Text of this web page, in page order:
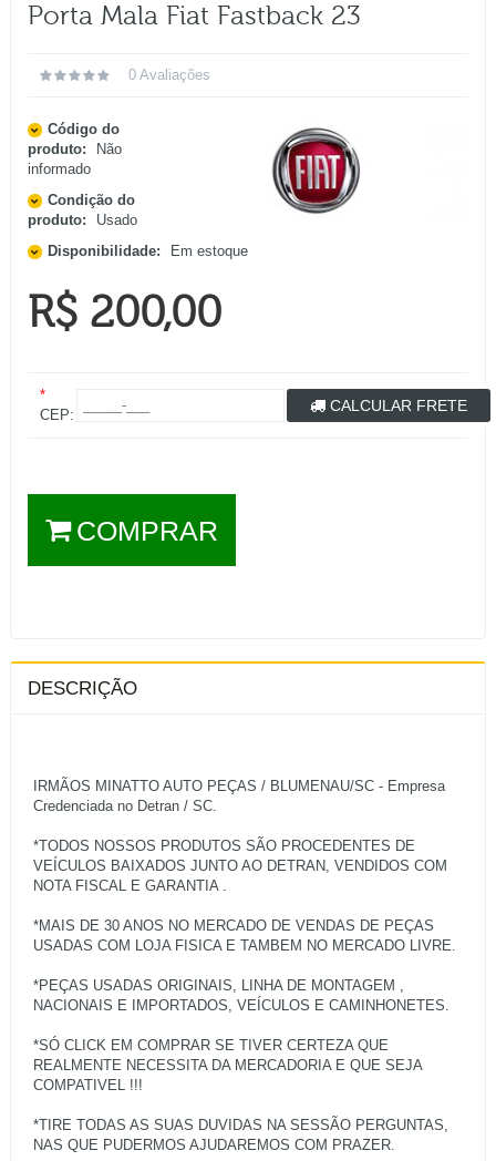
Porta Mala Fiat Fastback 23
0 Avaliações
Código do
produto:
Não
informado
Condição do
produto:
Usado
Disponibilidade:
Em estoque
R$ 200,00
*
CEP:
CALCULAR FRETE
COMPRAR
DESCRIÇÃO
IRMÃOS MINATTO AUTO PEÇAS / BLUMENAU/SC - Empresa
Credenciada no Detran / SC.
*TODOS NOSSOS PRODUTOS SÃO PROCEDENTES DE
VEÍCULOS BAIXADOS JUNTO AO DETRAN, VENDIDOS COM
NOTA FISCAL E GARANTIA .
*MAIS DE 30 ANOS NO MERCADO DE VENDAS DE PEÇAS
USADAS COM LOJA FISICA E TAMBEM NO MERCADO LIVRE.
*PEÇAS USADAS ORIGINAIS, LINHA DE MONTAGEM ,
NACIONAIS E IMPORTADOS, VEÍCULOS E CAMINHONETES.
*SÓ CLICK EM COMPRAR SE TIVER CERTEZA QUE
REALMENTE NECESSITA DA MERCADORIA E QUE SEJA
COMPATIVEL !!!
*TIRE TODAS AS SUAS DUVIDAS NA SESSÃO PERGUNTAS,
NAS QUE PUDERMOS AJUDAREMOS COM PRAZER.